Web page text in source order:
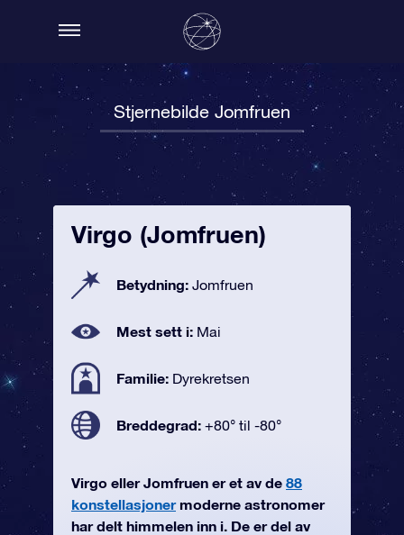
Stjernebilde Jomfruen
Virgo (Jomfruen)
Betydning: Jomfruen
Mest sett i: Mai
Familie: Dyrekretsen
Breddegrad: +80° til -80°
Virgo eller Jomfruen er et av de 88
konstellasjonermoderne astronomer
har delt himmelen inn i. De er del av